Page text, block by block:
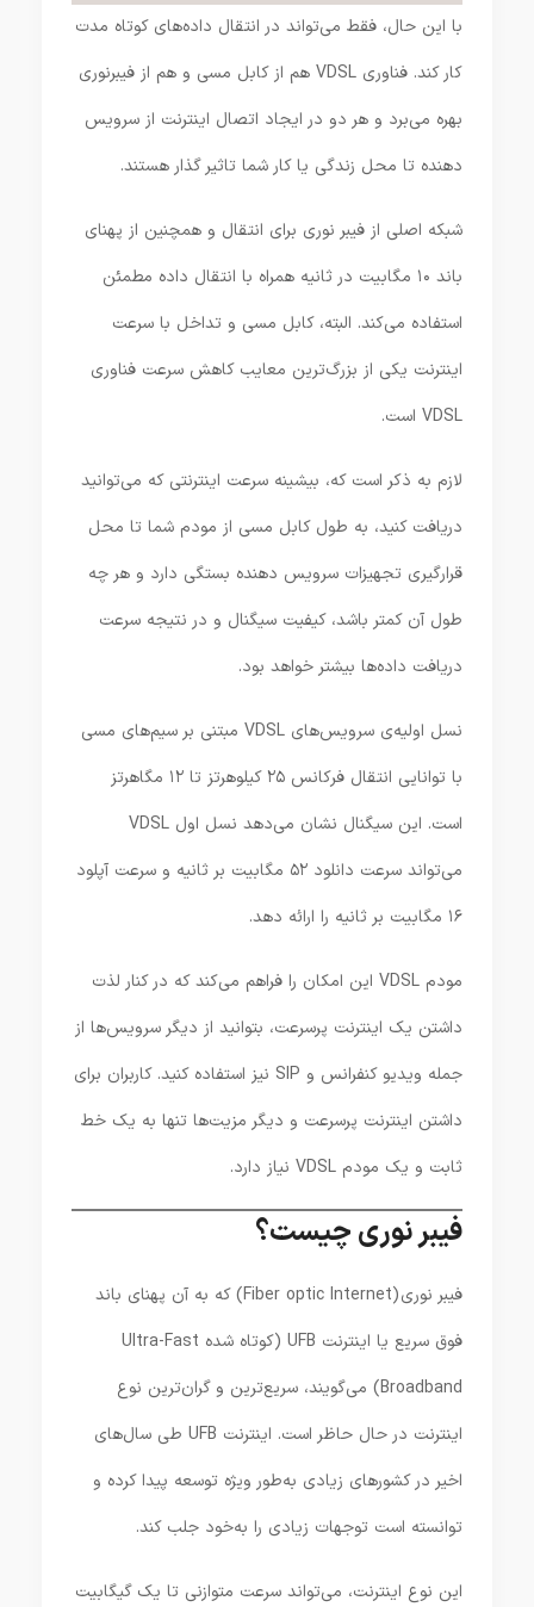
با این حال، فقط می‌تواند در انتقال داده‌های کوتاه مدت
کار کند. فناوری VDSL هم از کابل مسی و هم از فیبرنوری
بهره می‌برد و هر دو در ایجاد اتصال اینترنت از سرویس
دهنده تا محل زندگی یا کار شما تاثیر گذار هستند.
شبکه اصلی از فیبر نوری برای انتقال و همچنین از پهنای
باند ۱۰ مگابیت در ثانیه همراه با انتقال داده مطمئن
استفاده می‌کند. البته، کابل مسی و تداخل با سرعت
اینترنت یکی از بزرگ‌ترین معایب کاهش سرعت فناوری
VDSL است.
لازم به ذکر است که، بیشینه سرعت اینترنتی که می‌توانید
دریافت کنید، به طول کابل مسی از مودم شما تا محل
قرارگیری تجهیزات سرویس دهنده بستگی دارد و هر چه
طول آن کمتر باشد، کیفیت سیگنال و در نتیجه سرعت
دریافت داده‌ها بیشتر خواهد بود.
نسل اولیه‌ی سرویس‌های VDSL مبتنی‌ بر سیم‌های مسی
با توانایی انتقال فرکانس ۲۵ کیلوهرتز تا ۱۲ مگاهرتز
است. این سیگنال نشان می‌دهد نسل اول VDSL
می‌تواند سرعت دانلود ۵۲ مگابیت‌ بر ثانیه و سرعت آپلود
۱۶ مگابیت‌ بر ثانیه را ارائه دهد.
مودم VDSL این امکان را فراهم می‌کند که در کنار لذت
داشتن یک اینترنت پرسرعت، بتوانید از دیگر سرویس‌ها از
جمله ویدیو کنفرانس و SIP نیز استفاده کنید. کاربران برای
داشتن اینترنت پرسرعت و دیگر مزیت‌ها تنها به یک خط
ثابت و یک مودم VDSL نیاز دارد.
فیبر نوری چیست؟
فیبر نوری (Fiber optic Internet) که به آن پهنای باند
فوق سریع یا اینترنت UFB (کوتاه شده‌ Ultra-Fast
Broadband) می‌گویند، سریع‌ترین و گران‌ترین نوع
اینترنت در حال حاظر است. اینترنت UFB طی سال‌های
اخیر در کشورهای زیادی به‌طور ویژه توسعه پیدا کرده و
توانسته است توجهات زیادی را به‌خود جلب کند.
این نوع اینترنت، می‌تواند سرعت متوازنی تا یک گیگابیت